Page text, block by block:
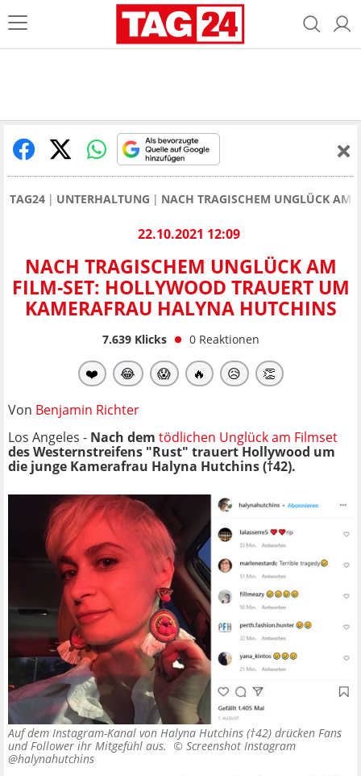
TAG24 UNTERHALTUNG NACH TRAGISCHEM UNGLÜCK AM
22.10.2021 12:09
NACH TRAGISCHEM UNGLÜCK AM
FILM-SET: HOLLYWOOD TRAUERT UM
KAMERAFRAU HALYNA HUTCHINS
7.639Klicks 0 Reaktionen
❤️ 😂 😱 🔥 😥 👏
Von Benjamin Richter
Los Angeles - Nach dem tödlichen Unglück am Filmset
des Westernstreifens "Rust" trauert Hollywood um
die junge Kamerafrau Halyna Hutchins (†42).
Auf dem Instagram-Kanal von Halyna Hutchins (†42) drücken Fans
und Follower ihr Mitgefühl aus. © Screenshot Instagram
@halynahutchins